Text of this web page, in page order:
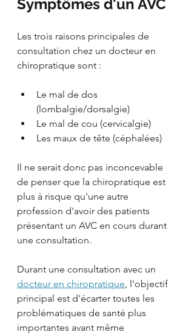
Symptômes d'un AVC
Les trois raisons principales de
consultation chez un docteur en
chiropratique sont :
Le mal de dos
(lombalgie/dorsalgie)
Le mal de cou (cervicalgie)
Les maux de tête (céphalées)
Il ne serait donc pas inconcevable
de penser que la chiropratique est
plus à risque qu'une autre
profession d'avoir des patients
présentant un AVC en cours durant
une consultation.
Durant une consultation avec un
docteur en chiropratique , l'objectif
principal est d'écarter toutes les
problématiques de santé plus
importantes avant même